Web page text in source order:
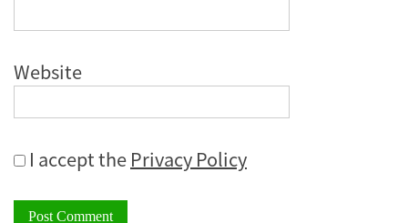
Website
I accept the Privacy Policy